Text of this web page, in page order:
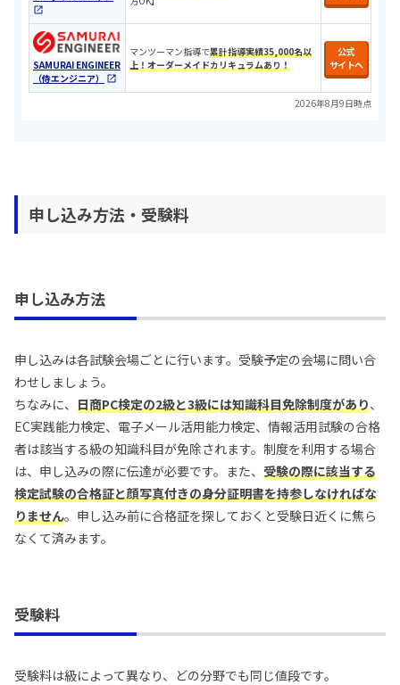
SAMURAI ENGINEER
（侍エンジニア）
マンツーマン指導で累計指導実績35,000名以
上！オーダーメイドカリキュラムあり！
公式
サイトへ
2026年8月9日時点
申し込み方法・受験料
申し込み方法
申し込みは各試験会場ごとに行います。受験予定の会場に問い合
わせしましょう。
ちなみに、 日商PC検定の2級と3級には知識科目免除制度があり、
EC実践能力検定、電子メール活用能力検定、情報活用試験の合格
者は該当する級の知識科目が免除されます。制度を利用する場合
は、申し込みの際に伝達が必要です。また、 受験の際に該当する
検定試験の合格証と顔写真付きの身分証明書を持参しなければな
りません。申し込み前に合格証を探しておくと受験日近くに焦ら
なくて済みます。
受験料
受験料は級によって異なり、どの分野でも同じ値段です。